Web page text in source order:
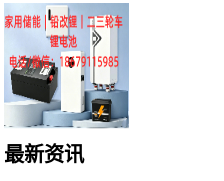
最新资讯